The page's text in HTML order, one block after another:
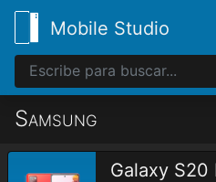
Mobile Studio
Samsung
Galaxy S20